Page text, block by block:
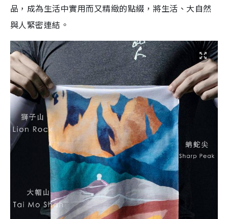
品，成為生活中實用而又精緻的點綴，將生活、大自然
與人緊密連結。